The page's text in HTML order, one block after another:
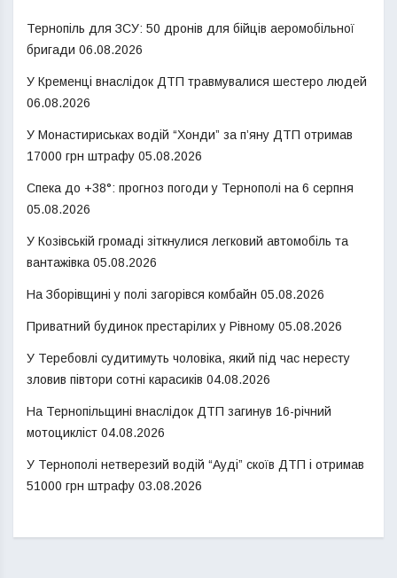
Тернопіль для ЗСУ: 50 дронів для бійців аеромобільної
бригади 06.08.2026
У Кременці внаслідок ДТП травмувалися шестеро людей
06.08.2026
У Монастириськах водій “Хонди” за п’яну ДТП отримав
17000 грн штрафу 05.08.2026
Спека до +38°: прогноз погоди у Тернополі на 6 серпня
05.08.2026
У Козівській громаді зіткнулися легковий автомобіль та
вантажівка 05.08.2026
На Зборівщині у полі загорівся комбайн 05.08.2026
Приватний будинок престарілих у Рівному 05.08.2026
У Теребовлі судитимуть чоловіка, який під час нересту
зловив півтори сотні карасиків 04.08.2026
На Тернопільщині внаслідок ДТП загинув 16-річний
мотоцикліст 04.08.2026
У Тернополі нетверезий водій “Ауді” скоїв ДТП і отримав
51000 грн штрафу 03.08.2026